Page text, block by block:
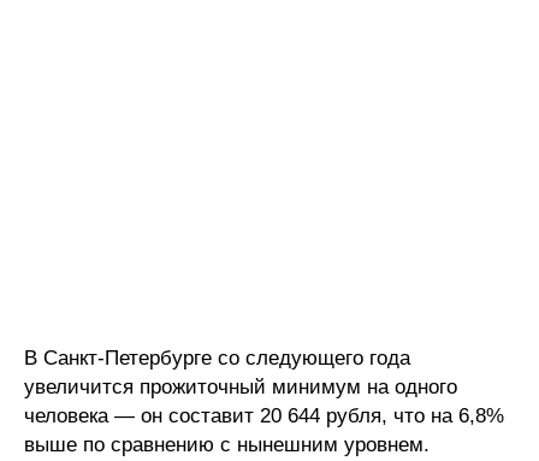
В Санкт-Петербурге со следующего года
увеличится прожиточный минимум на одного
человека — он составит 20 644 рубля, что на 6,8%
выше по сравнению с нынешним уровнем.